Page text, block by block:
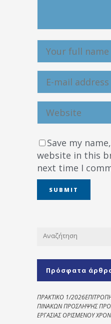
Save my
website in this
next time I
Πρόσφατα
ΠΡΑΚΤΙΚΟ 1/
ΠΙΝΑΚΩΝ ΠΡΟΣΛΗΨΗΣ
ΕΡΓΑΣΙΑΣ ΟΡΙΣΜΕΝΟΥ